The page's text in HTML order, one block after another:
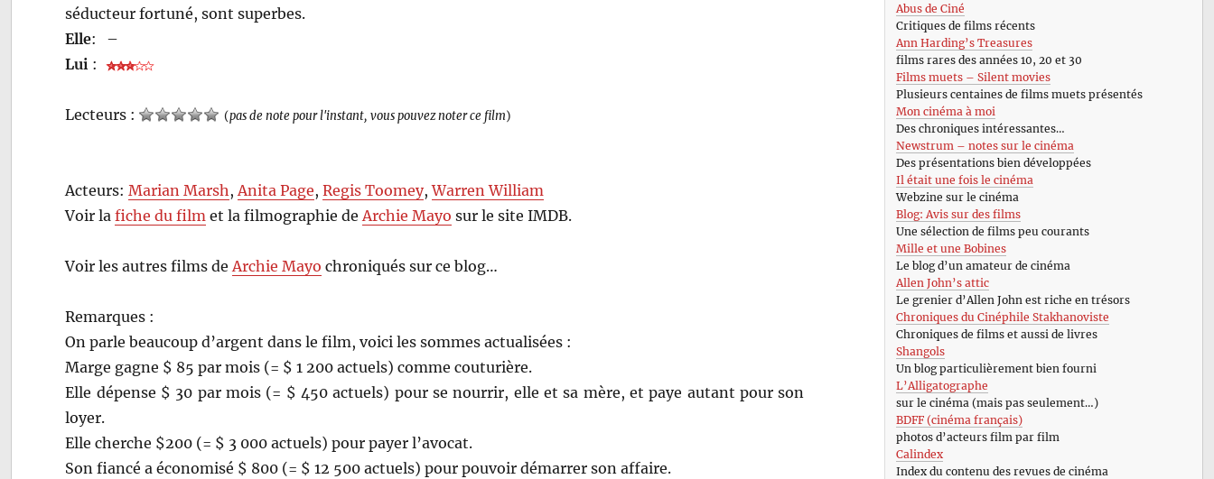
séducteur fortuné, sont superbes.
Elle:
–
Lui :
Lecteurs : (pas de note pour l'instant, vous pouvez noter ce film)
Acteurs:Marian Marsh,Anita Page,Regis Toomey,Warren William
Voir lafiche du film et la filmographie deArchie Mayo sur le site IMDB.
Voir les autres films deArchie Mayo chroniqués sur ce blog…
Remarques :
On parle beaucoup d’argent dans le film, voici les sommes actualisées :
Marge gagne $ 85 par mois (= $ 1 200 actuels) comme couturière.
Elle dépense $ 30 par mois (= $ 450 actuels) pour se nourrir, elle et sa mère, et paye autant pour son
loyer.
Elle cherche $200 (= $ 3 000 actuels) pour payer l’avocat.
Son fiancé a économisé $ 800 (= $ 12 500 actuels) pour pouvoir démarrer son affaire.
Abus de Ciné
Critiques de films récents
Ann Harding’s Treasures
films rares des années 10, 20 et 30
Films muets – Silent movies
Plusieurs centaines de films muets présentés
Mon cinéma à moi
Des chroniques intéressantes…
Newstrum – notes sur le cinéma
Des présentations bien développées
Il était une fois le cinéma
Webzine sur le cinéma
Blog: Avis sur des films
Une sélection de films peu courants
Mille et une Bobines
Le blog d’un amateur de cinéma
Allen John’s attic
Le grenier d’Allen John est riche en trésors
Chroniques du Cinéphile Stakhanoviste
Chroniques de films et aussi de livres
Shangols
Un blog particulièrement bien fourni
L’Alligatographe
sur le cinéma (mais pas seulement…)
BDFF (cinéma français)
photos d’acteurs film par film
Calindex
Index du contenu des revues de cinéma